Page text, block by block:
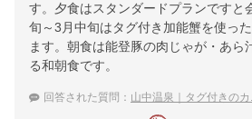
す。夕食はスタンダードプランですと
旬～3月中旬はタグ付き加能蟹を使っ
ます。朝食は能登豚の肉じゃが・あら
る和朝食です。
回答された質問： 山中温泉｜タグ付きのカニを